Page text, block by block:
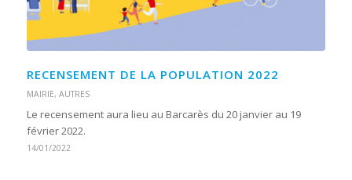
RECENSEMENT DE LA POPULATION 2022
MAIRIE, AUTRES
Le recensement aura lieu au Barcarès du 20 janvier au 19
février 2022.
14/01/2022